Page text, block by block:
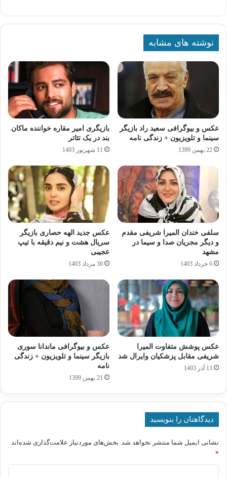
نوشته های مشابه
عکس و بیوگرافی سعید راد بازیگر
سینما و تلویزیون + زندگی نامه
22 بهمن 1399
بازیگری امیر مقاره خواننده ماکان
بند در یک تئاتر
11 شهریور 1403
سلفی خندان المیرا شریفی مقدم
و دیگر مجریان صدا و سیما در
مشهد
6 خرداد 1403
عکس جدید الهه حصاری بازیگر
سریال هشت و نیم دقیقه با تیپ
عجیبی
30 مرداد 1403
عکس پوشش متفاوت المیرا
شریفی مقابل پزشکیان وایرال شد
13 آذر 1403
عکس و بیوگرافی ماندانا سوری
بازیگر سینما و تلویزیون + زندگی
نامه
21 بهمن 1399
دیدگاهتان را بنویسید
نشانی ایمیل شما منتشر نخواهد شد. بخش‌های موردنیاز علامت‌گذاری شده‌اند
*